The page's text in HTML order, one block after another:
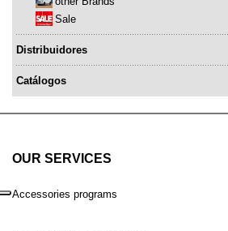
Sale
Distribuidores
Catálogos
OUR SERVICES
Accessories programs